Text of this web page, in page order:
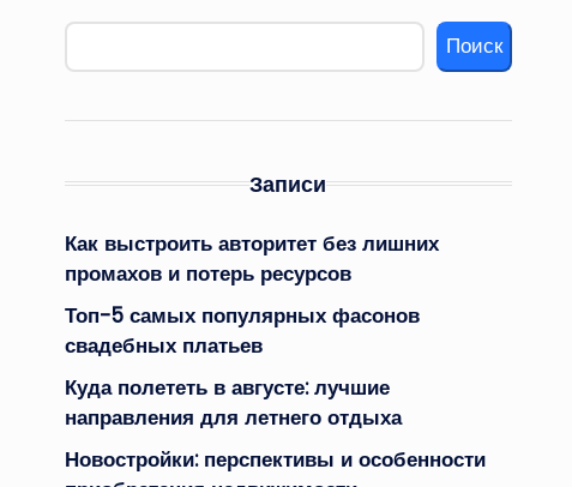
Поиск
Записи
Как выстроить авторитет без лишних
промахов и потерь ресурсов
Топ-5 самых популярных фасонов
свадебных платьев
Куда полететь в августе: лучшие
направления для летнего отдыха
Новостройки: перспективы и особенности